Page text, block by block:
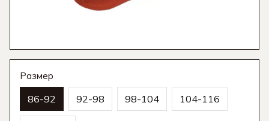
Размер
86-92 92-98 98-104 104-116